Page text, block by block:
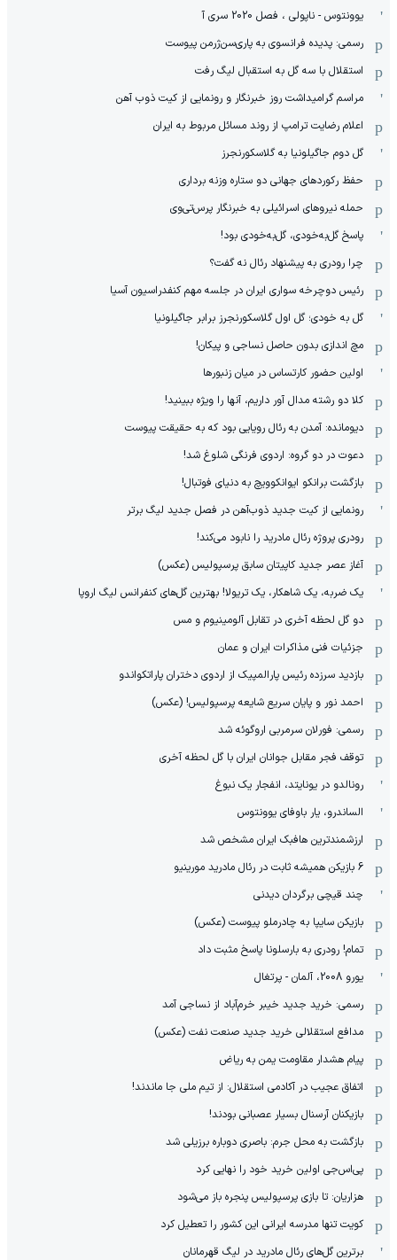
یوونتوس - ناپولی ، فصل 2020 سری آ
رسمی: پدیده فرانسوی به پاری‌سن‌ژرمن پیوست
استقلال با سه گل به استقبال لیگ رفت
مراسم گرامیداشت روز خبرنگار و رونمایی از کیت ذوب آهن
اعلام رضایت ترامپ از روند مسائل مربوط به ایران
گل دوم جاگیلونیا به گلاسکورنجرز
حفظ رکوردهای جهانی دو ستاره وزنه برداری
حمله نیروهای اسرائیلی به خبرنگار پرس‌تی‌وی
پاسخ گل‌به‌خودی، گل‌به‌خودی بود!
چرا رودری به پیشنهاد رئال نه گفت؟
رئیس دوچرخه سواری ایران در جلسه مهم کنفدراسیون آسیا
گل به خودی؛ گل اول گلاسکورنجرز برابر جاگیلونیا
مچ اندازی بدون حاصل نساجی و پیکان!
اولین حضور کارتساس در میان زنبورها
کلا دو‌ رشته مدال آور داریم، آنها را ویژه ببینید!
دیومانده: آمدن به رئال رویایی بود که به حقیقت پیوست
دعوت در دو گروه: اردوی فرنگی شلوغ شد!
بازگشت برانکو ایوانکوویچ به دنیای فوتبال!
رونمایی از کیت جدید ذوب‌آهن در فصل جدید لیگ برتر
رودری پروژه رئال مادرید را نابود می‌کند!
آغاز عصر جدید کاپیتان سابق پرسپولیس (عکس)
یک ضربه، یک شاهکار، یک تریولا! بهترین گل‌های کنفرانس لیگ اروپا
دو گل لحظه آخری در تقابل آلومینیوم و مس
جزئیات فنی مذاکرات ایران و عمان
بازدید سرزده رئیس پارالمپیک از اردوی دختران پاراتکواندو
احمد نور و پایان سریع شایعه پرسپولیس! (عکس)
رسمی: فورلان سرمربی اروگوئه شد
توقف فجر مقابل جوانان ایران با گل لحظه آخری
رونالدو در یونایتد، انفجار یک نبوغ
الساندرو، یار باوفای یوونتوس
ارزشمندترین هافبک ایران مشخص شد
6 بازیکن همیشه ثابت در رئال مادرید مورینیو
چند قیچی برگردان دیدنی
بازیکن سایپا به چادرملو پیوست (عکس)
تمام! رودری به بارسلونا پاسخ مثبت داد
یورو 2008، آلمان - پرتغال
رسمی: خرید جدید خیبر خرم‌آباد از نساجی آمد
مدافع استقلالی خرید جدید صنعت نفت (عکس)
پیام هشدار مقاومت یمن به ریاض
اتفاق عجیب در آکادمی استقلال: از تیم ملی جا ماندند!
بازیکنان آرسنال بسیار عصبانی بودند!
بازگشت به محل جرم: باصری دوباره برزیلی شد
پی‌اس‌جی اولین خرید خود را نهایی کرد
هزاریان: تا بازی پرسپولیس پنجره باز می‌شود
کویت تنها مدرسه ایرانی این کشور را تعطیل کرد
برترین گل‌های رئال مادرید در لیگ قهرمانان